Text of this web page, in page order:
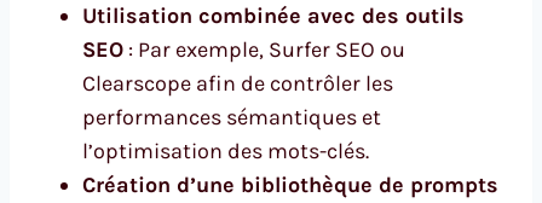
Utilisation combinée avec des outils
SEO : Par exemple, Surfer SEO ou
Clearscope afin de contrôler les
performances sémantiques et
l’optimisation des mots-clés.
Création d’une bibliothèque de prompts